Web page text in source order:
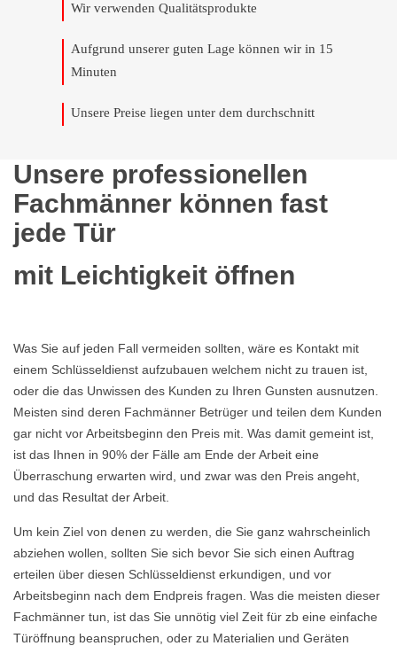
Wir verwenden Qualitätsprodukte
Aufgrund unserer guten Lage können wir in 15
Minuten
Unsere Preise liegen unter dem durchschnitt
Unsere professionellen
Fachmänner können fast
jede Tür
mit Leichtigkeit öffnen
Was Sie auf jeden Fall vermeiden sollten, wäre es Kontakt mit
einem Schlüsseldienst aufzubauen welchem nicht zu trauen ist,
oder die das Unwissen des Kunden zu Ihren Gunsten ausnutzen.
Meisten sind deren Fachmänner Betrüger und teilen dem Kunden
gar nicht vor Arbeitsbeginn den Preis mit. Was damit gemeint ist,
ist das Ihnen in 90% der Fälle am Ende der Arbeit eine
Überraschung erwarten wird, und zwar was den Preis angeht,
und das Resultat der Arbeit.
Um kein Ziel von denen zu werden, die Sie ganz wahrscheinlich
abziehen wollen, sollten Sie sich bevor Sie sich einen Auftrag
erteilen über diesen Schlüsseldienst erkundigen, und vor
Arbeitsbeginn nach dem Endpreis fragen. Was die meisten dieser
Fachmänner tun, ist das Sie unnötig viel Zeit für zb eine einfache
Türöffnung beanspruchen, oder zu Materialien und Geräten